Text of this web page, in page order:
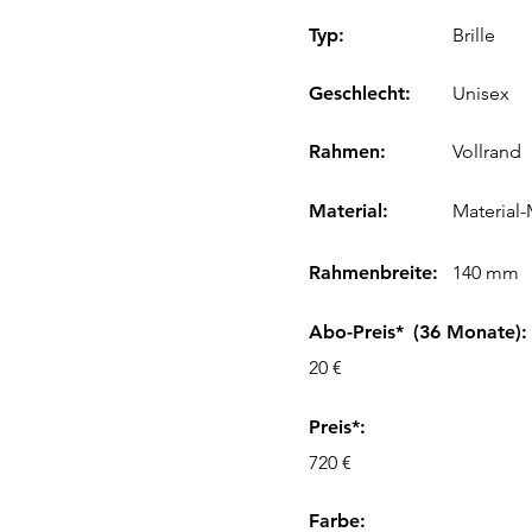
Typ: Brille
Geschlecht: Unisex
Rahmen: Vollrand
Material: Material-
Rahmenbreite: 140 mm
Abo-Preis* (36 Monate):
20 €
Preis*:
720 €
Farbe: